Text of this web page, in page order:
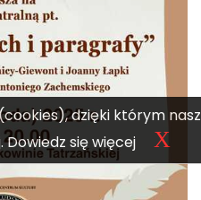
dzięki którym nasz
Dowiedz się więcej X